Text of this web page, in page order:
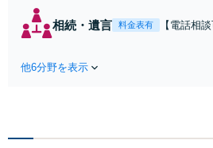
相続・遺言 料金表有
【電話相
ぞお電話
他6分野を表示